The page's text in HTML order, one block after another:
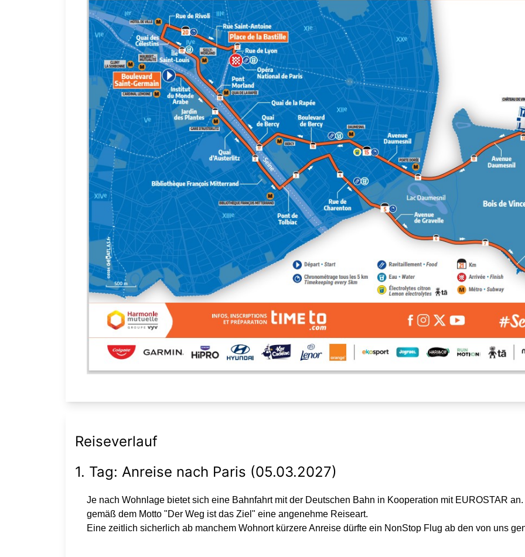
Reiseverlauf
1. Tag: Anreise nach Paris (05.03.2027)
Je nach Wohnlage bietet sich eine Bahnfahrt mit der Deutschen Bahn in Kooperation mit EUROSTAR
gemäß dem Motto "Der Weg ist das Ziel" eine angenehme Reiseart.
Eine zeitlich sicherlich ab manchem Wohnort kürzere Anreise dürfte ein NonStop Flug ab den von uns